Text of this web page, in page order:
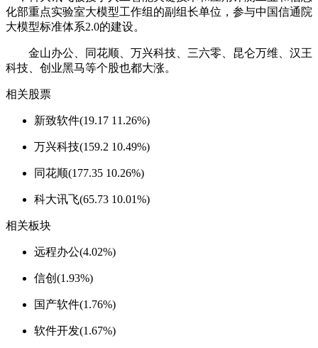
化部重点实验室大模型工作组的副组长单位，参与中国信通院
大模型标准体系2.0的建设。
金山办公、同花顺、万兴科技、三六零、昆仑万维、汉王
科技、创业黑马等个股也都大涨。
相关股票
新致软件(19.17 11.26%)
万兴科技(159.2 10.49%)
同花顺(177.35 10.26%)
科大讯飞(65.73 10.01%)
相关板块
远程办公(4.02%)
信创(1.93%)
国产软件(1.76%)
软件开发(1.67%)